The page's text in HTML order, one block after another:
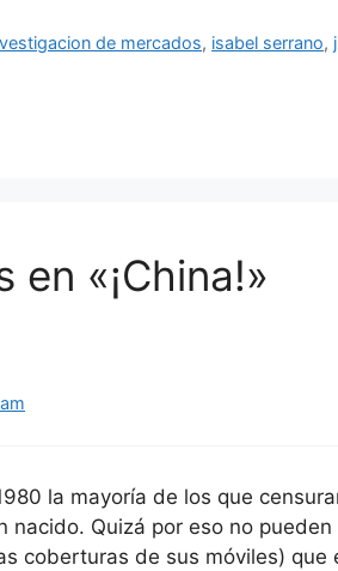
de mercados, isabel serrano,
«¡China!»
la mayoría de los que
nacido. Quizá por eso no
coberturas de sus móviles) que